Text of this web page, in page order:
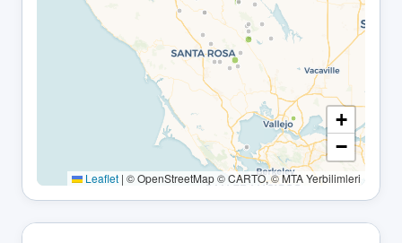
+
−
Leaflet | © OpenStreetMap © CARTO, © MTA Yerbilimleri